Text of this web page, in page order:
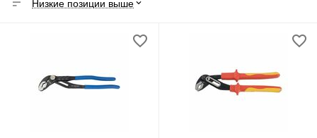
Низкие позиции выше